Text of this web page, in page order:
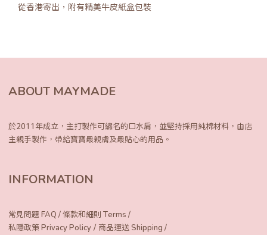
從香港寄出，附有精美牛皮紙盒包裝
ABOUT MAYMADE
於2011年成立，主打製作可繡名的口水肩， 並堅持採用純棉材料，由店
主親手製作， 帶給寶寶最親膚及最貼心的用品。
INFORMATION
常見問題 FAQ /條款和細則 Terms /
私隱政策 Privacy Policy / 商品運送 Shipping /